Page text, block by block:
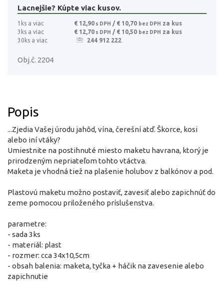
Lacnejšie? Kúpte viac kusov.
1ks a viac € 12,90 s DPH / € 10,70 bez DPH za kus
3ks a viac
€ 12,70 s DPH / € 10,50 bez DPH za kus
30ks a viac
244 912 222
Obj.č. 2204
Popis
...Zjedia Vašej úrodu jahôd, vína, čerešní atď. Škorce, kosi
alebo iní vtáky?
Umiestnite na postihnuté miesto maketu havrana, ktorý je
prirodzeným nepriateľom tohto vtáctva.
Maketa je vhodná tiež na plašenie holubov z balkónov a pod.
Plastovú maketu možno postaviť, zavesiť alebo zapichnúť do
zeme pomocou priloženého príslušenstva.
parametre:
- sada 3ks
- materiál: plast
- rozmer: cca 34x10,5cm
- obsah balenia: maketa, tyčka + háčik na zavesenie alebo
zapichnutie